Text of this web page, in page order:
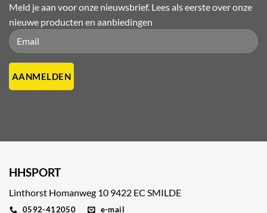
Meld je aan voor onze nieuwsbrief. Lees als eerste over onze
nieuwe producten en aanbiedingen
Please leave this field empty.
Please leave this field empty.
HHSPORT
Linthorst Homanweg 10 9422 EC SMILDE
0592-412050 e-mail